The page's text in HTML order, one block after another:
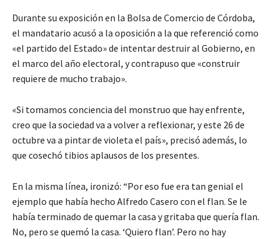
Durante su exposición en la Bolsa de Comercio de Córdoba,
el mandatario acusó a la oposición a la que referenció como
«el partido del Estado» de intentar destruir al Gobierno, en
el marco del año electoral, y contrapuso que «construir
requiere de mucho trabajo».
«Si tomamos conciencia del monstruo que hay enfrente,
creo que la sociedad va a volver a reflexionar, y este 26 de
octubre va a pintar de violeta el país», precisó además, lo
que cosechó tibios aplausos de los presentes.
En la misma línea, ironizó: “Por eso fue era tan genial el
ejemplo que había hecho Alfredo Casero con el flan. Se le
había terminado de quemar la casa y gritaba que quería flan.
No, pero se quemó la casa. ‘Quiero flan’. Pero no hay